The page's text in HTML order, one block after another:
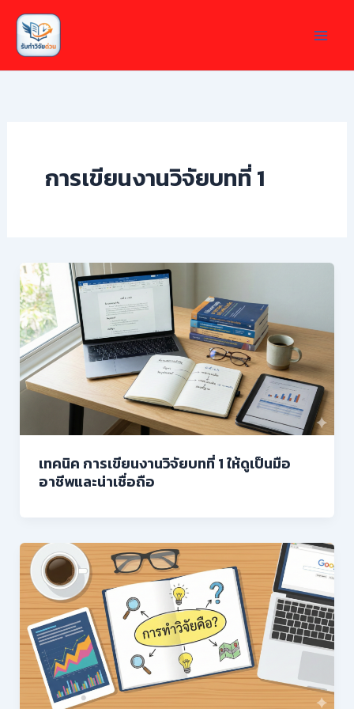
Skip
content
การเขียนงานวิจัยบทที่ 1
เทคนิค การเขียนงานวิจัยบทที่ 1 ให้ดูเป็นมือ
อาชีพและน่าเชื่อถือ